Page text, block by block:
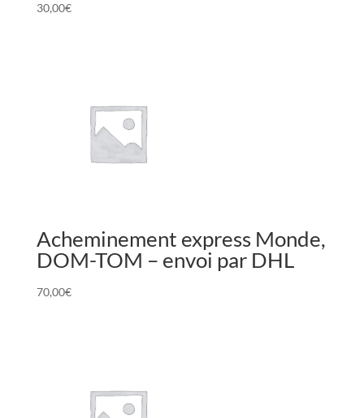
30,00€
Acheminement express Monde,
DOM-TOM – envoi par DHL
70,00€